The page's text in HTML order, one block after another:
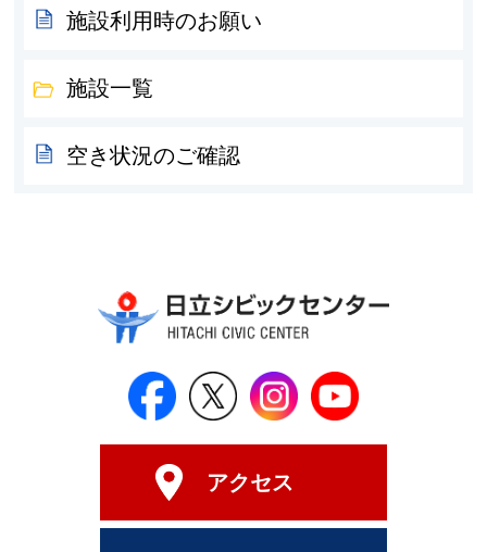
施設利用時のお願い
施設一覧
空き状況のご確認
日立シビックセンター公式
日立シビックセンター
日立シビックセ
アクセス